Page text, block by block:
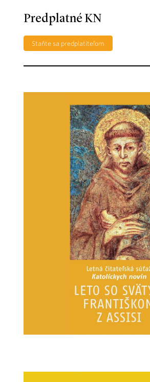
Predplatné KN
Staňte sa predplatiteľom